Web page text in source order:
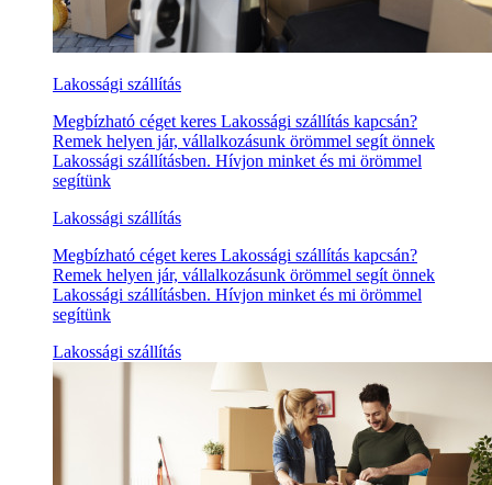
Lakossági szállítás
Megbízható céget keres Lakossági szállítás kapcsán?
Remek helyen jár, vállalkozásunk örömmel segít önnek
Lakossági szállításben. Hívjon minket és mi örömmel
segítünk
Lakossági szállítás
Megbízható céget keres Lakossági szállítás kapcsán?
Remek helyen jár, vállalkozásunk örömmel segít önnek
Lakossági szállításben. Hívjon minket és mi örömmel
segítünk
Lakossági szállítás